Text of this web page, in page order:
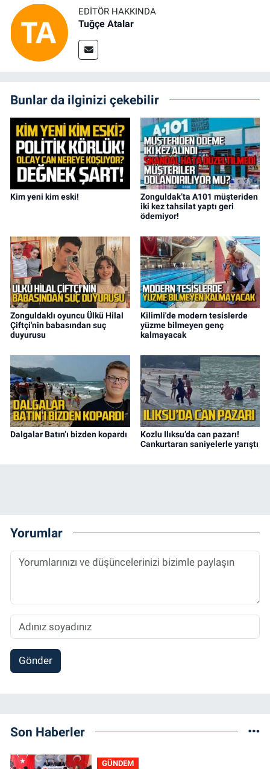
EDITÖR HAKKINDA
Tuğçe Atalar
Bunlar da ilginizi çekebilir
Kim yeni kim eski!
Zonguldak’ta A101 müşteriden
iki kez tahsilat yaptı geri
ödemiyor!
Zonguldaklı oyuncu Ülkü Hilal
Çiftçi'nin babasından suç
duyurusu
Kilimli'de modern tesislerde
yüzme bilmeyen genç
kalmayacak
Dalgalar Batın’ı bizden kopardı
Kozlu Ilıksu’da can pazarı!
Cankurtaran saniyelerle yarıştı
Yorumlar
Gönder
Son Haberler
GÜNDEM